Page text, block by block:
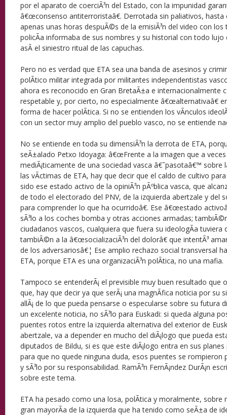
por el aparato de coerciÃ³n del Estado, con la impunidad
â€œconsenso antiterroristaâ€. Derrotada sin paliativos, hasta
apenas unas horas despuÃ©s de la emisiÃ³n del video con
policÃ­a informaba de sus nombres y su historial con todo lujo
asÃ­ el siniestro ritual de las capuchas.
Pero no es verdad que ETA sea una banda de asesinos y
polÃ­tico militar integrada por militantes independentistas
ahora es reconocido en Gran BretaÃ±a e internacionalmente
respetable y, por cierto, no especialmente â€œalternativaâ€
forma de hacer polÃ­tica. Si no se entienden los vÃ­nculos
con un sector muy amplio del pueblo vasco, no se entiende
No se entiende en toda su dimensiÃ³n la derrota de ETA,
seÃ±alado Petxo Idoyaga: â€œFrente a la imagen que a
mediÃ¡ticamente de una sociedad vasca â€˜pasotaâ€™ sobre
las vÃ­ctimas de ETA, hay que decir que el caldo de cultivo
sido ese estado activo de la opiniÃ³n pÃºblica vasca, que
de todo el electorado del PNV, de la izquierda abertzale y del
para comprender lo que ha ocurridoâ€. Ese â€œestado
sÃ³lo a los coches bomba y otras acciones armadas;
ciudadanos vascos, cualquiera que fuera su ideologÃ­a tuviera
tambiÃ©n a la â€œsocializaciÃ³n del dolorâ€ que intentÃ³
de los adversariosâ€¦ Ese amplio rechazo social transversal
ETA, porque ETA es una organizaciÃ³n polÃ­tica, no una mafia.
Tampoco se entenderÃ¡ el previsible muy buen resultado que
que, hay que decir ya que serÃ¡ una magnÃ­fica noticia por su
allÃ¡ de lo que pueda pensarse o especularse sobre su futura
un excelente noticia, no sÃ³lo para Euskadi: si queda alguna
puentes rotos entre la izquierda alternativa del exterior de
abertzale, va a depender en mucho del diÃ¡logo que pueda
diputados de Bildu, si es que este diÃ¡logo entra en sus
para que no quede ninguna duda, esos puentes se rompieron
y sÃ³lo por su responsabilidad. RamÃ³n FernÃ¡ndez DurÃ¡n
sobre este tema.
ETA ha pesado como una losa, polÃ­tica y moralmente,
gran mayorÃ­a de la izquierda que ha tenido como seÃ±a de